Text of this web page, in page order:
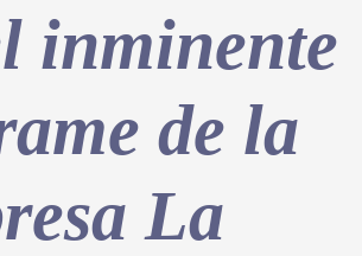
inminente
de la
La